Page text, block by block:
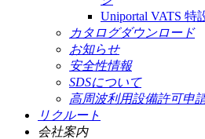
Uniportal VATS 特
カタログダウンロード
お知らせ
安全性情報
SDSについて
高周波利用設備許可申
リクルート
会社案内